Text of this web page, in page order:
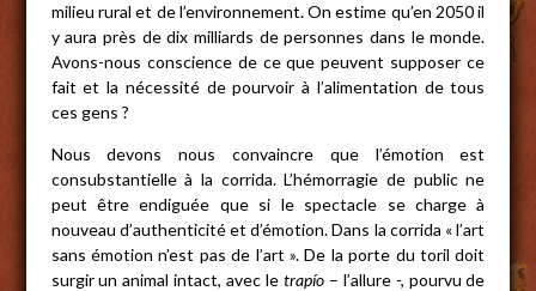
milieu rural et de l’environnement. On estime qu’en 2050 il
y aura près de dix milliards de personnes dans le monde.
Avons-nous conscience de ce que peuvent supposer ce
fait et la nécessité de pourvoir à l’alimentation de tous
ces gens ?
Nous devons nous convaincre que l’émotion est
consubstantielle à la corrida. L’hémorragie de public ne
peut être endiguée que si le spectacle se charge à
nouveau d’authenticité et d’émotion. Dans la corrida « l’art
sans émotion n’est pas de l’art ». De la porte du toril doit
surgir un animal intact, avec le trapío – l’allure -, pourvu de